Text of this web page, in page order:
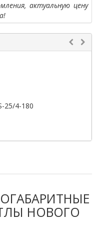
актуальную цену
25/4-180
НОВОГО